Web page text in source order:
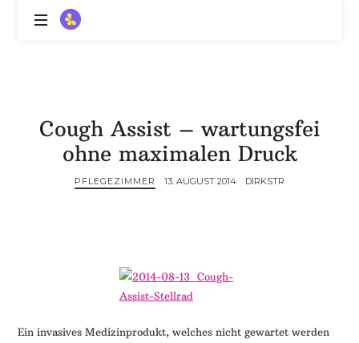
ZitronenBitter
mit
Lebenslimitierung
-
treffe
Lächeln
Cough Assist – wartungsfei
ohne maximalen Druck
PFLEGEZIMMER 13. AUGUST 2014 DIRKSTR
Ein invasives Medizinprodukt, welches nicht gewartet werden